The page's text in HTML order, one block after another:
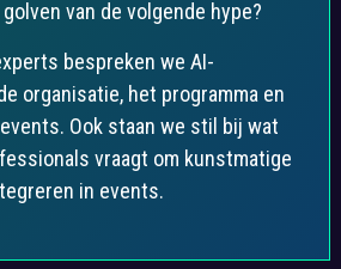
van de volgende hype?
bespreken we AI-
organisatie, het programma en
Ook staan we stil bij wat
vraagt om kunstmatige
in events.